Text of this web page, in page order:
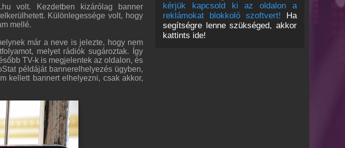
kérjük kapcsold ki az oldalon a
reklámokat blokkoló szoftvert!
Ha
segítségre lenne szükséged, akkor
kattints ide!
volt. Kezdetben kizárólag banner
Különlegessége volt, hogy
mellé.
már a neve is jelezte, hogy nem
melyet rádiók sugároztak. Így
TV-k is megjelentek az oldalon, és
példáját bannerelhelyezés ügyben,
kellett bannert elhelyezni, csak akkor,